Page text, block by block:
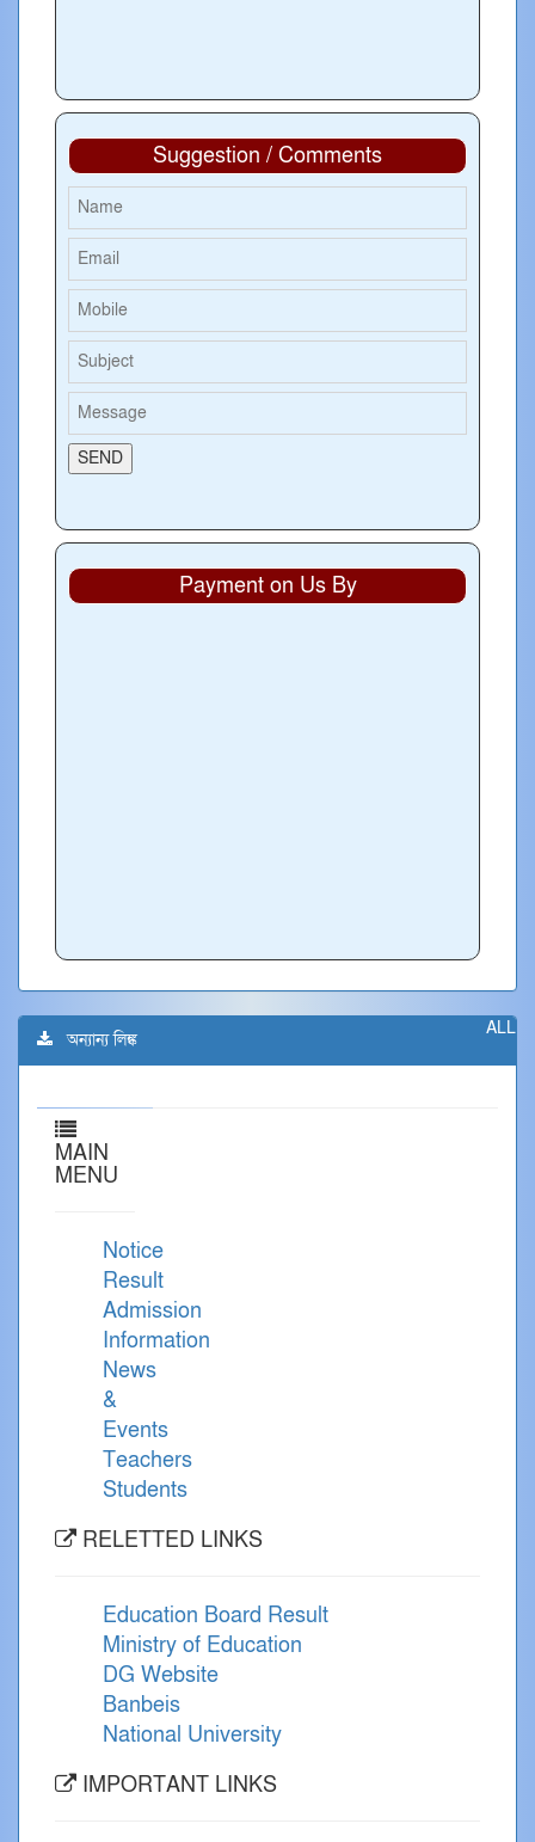
Suggestion / Comments
Payment on Us By
ALL
অন্যান্য লিঙ্ক
MAIN
MENU
Notice
Result
Admission
Information
News
&
Events
Teachers
Students
RELETTED LINKS
Education Board Result
Ministry of Education
DG Website
Banbeis
National University
IMPORTANT LINKS